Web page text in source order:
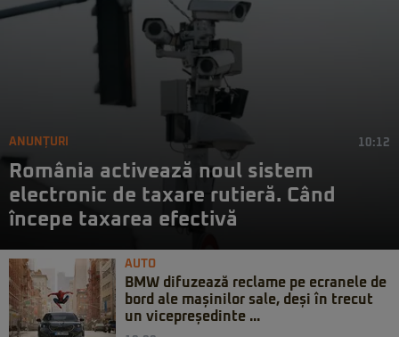
ANUNȚURI 10:12
România activează noul sistem
electronic de taxare rutieră. Când
începe taxarea efectivă
AUTO
BMW difuzează reclame pe ecranele de
bord ale mașinilor sale, deși în trecut
un vicepreședinte ...